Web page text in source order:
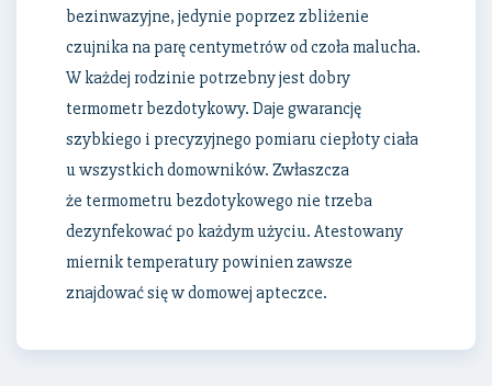
bezinwazyjne, jedynie poprzez zbliżenie
czujnika na parę centymetrów od czoła malucha.
W każdej rodzinie potrzebny jest dobry
termometr bezdotykowy. Daje gwarancję
szybkiego i precyzyjnego pomiaru ciepłoty ciała
u wszystkich domowników. Zwłaszcza
że termometru bezdotykowego nie trzeba
dezynfekować po każdym użyciu. Atestowany
miernik temperatury powinien zawsze
znajdować się w domowej apteczce.